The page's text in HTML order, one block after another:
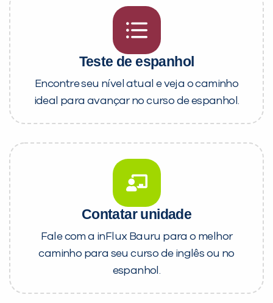
Teste de espanhol
Encontre seu nível atual e veja o caminho
ideal para avançar no curso de espanhol.
Contatar unidade
Fale com a inFlux Bauru para o melhor
caminho para seu curso de inglês ou no
espanhol.